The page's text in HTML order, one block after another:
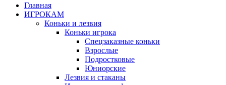
Главная
ИГРОКАМ
Коньки и лезвия
Коньки игрока
Спецзаказные коньки
Взрослые
Подростковые
Юниорские
Лезвия и стаканы